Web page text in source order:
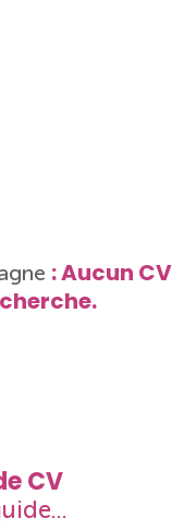
: Aucun CV
CV